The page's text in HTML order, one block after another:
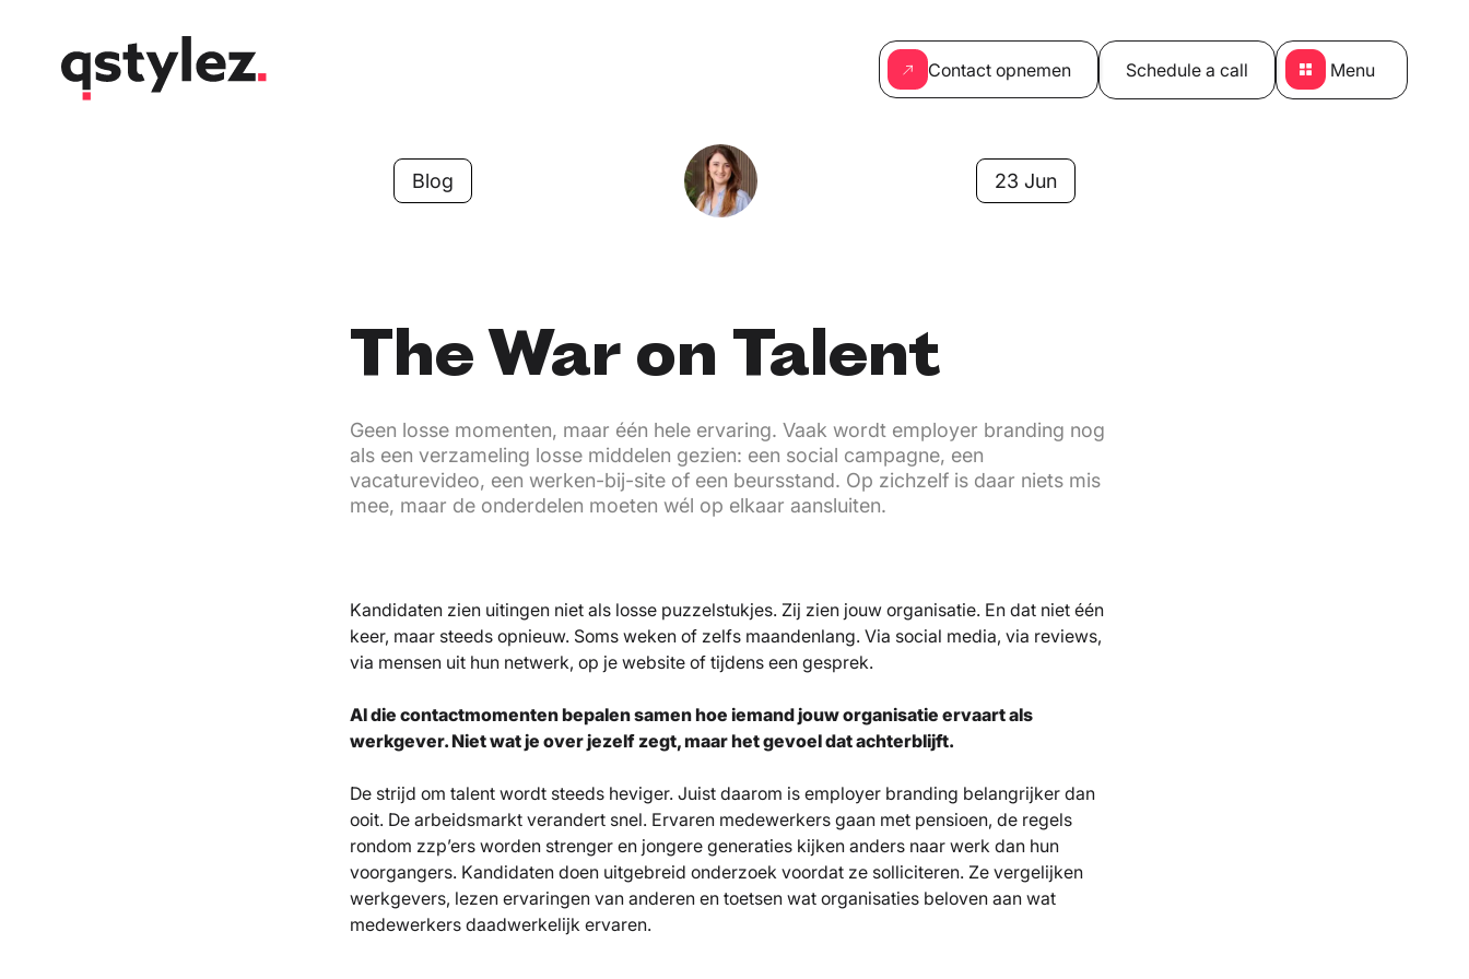
Contact opnemen Schedule a call Menu
Blog 23 Jun
The War on Talent
Geen losse momenten, maar één hele ervaring. Vaak wordt employer branding nog
als een verzameling losse middelen gezien: een social campagne, een
vacaturevideo, een werken-bij-site of een beursstand. Op zichzelf is daar niets mis
mee, maar de onderdelen moeten wél op elkaar aansluiten.
Kandidaten zien uitingen niet als losse puzzelstukjes. Zij zien jouw organisatie. En dat niet één
keer, maar steeds opnieuw. Soms weken of zelfs maandenlang. Via social media, via reviews,
via mensen uit hun netwerk, op je website of tijdens een gesprek.
Al die contactmomenten bepalen samen hoe iemand jouw organisatie ervaart als
werkgever. Niet wat je over jezelf zegt, maar het gevoel dat achterblijft.
De strijd om talent wordt steeds heviger. Juist daarom is employer branding belangrijker dan
ooit. De arbeidsmarkt verandert snel. Ervaren medewerkers gaan met pensioen, de regels
rondom zzp’ers worden strenger en jongere generaties kijken anders naar werk dan hun
voorgangers. Kandidaten doen uitgebreid onderzoek voordat ze solliciteren. Ze vergelijken
werkgevers, lezen ervaringen van anderen en toetsen wat organisaties beloven aan wat
medewerkers daadwerkelijk ervaren.